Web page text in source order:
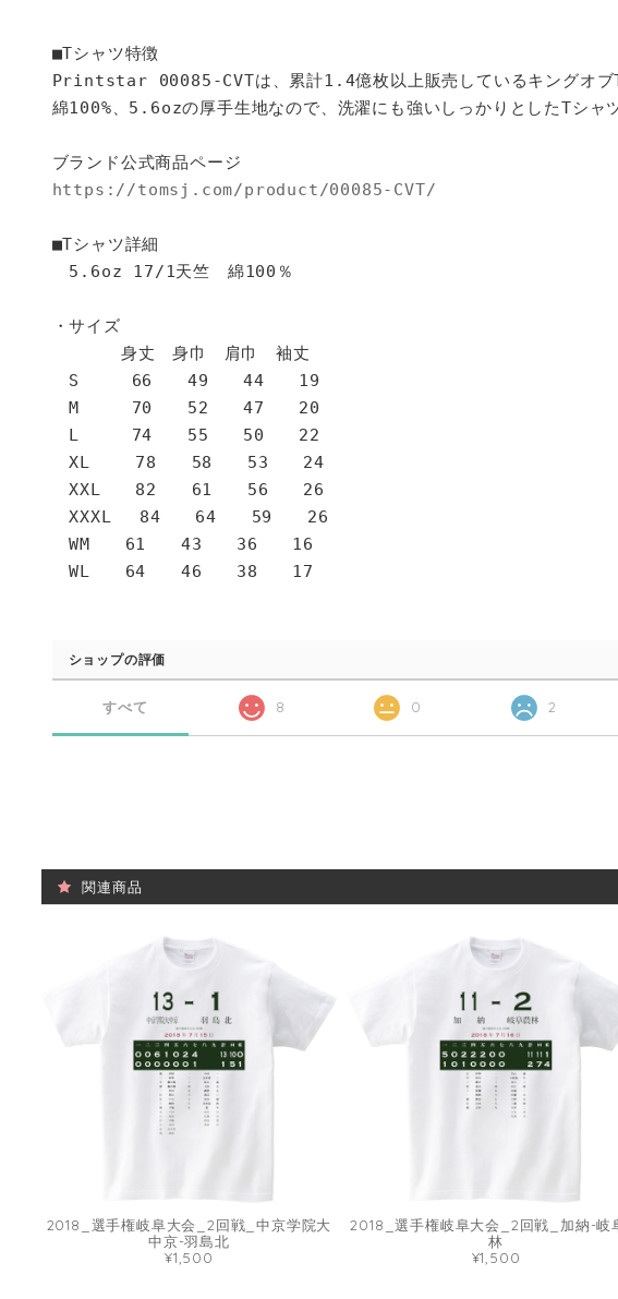
■Tシャツ特徴
Printstar 00085-CVTは、累計1.4億枚以上販売しているキングオブT
綿100%、5.6ozの厚手生地なので、洗濯にも強いしっかりとしたTシャ
ブランド公式商品ページ
https://tomsj.com/product/00085-CVT/
■Tシャツ詳細
5.6oz 17/1天竺 綿100％
・サイズ
身丈 身巾 肩巾 袖丈
S 66 49 44 19
M 70 52 47 20
L 74 55 50 22
XL 78 58 53 24
XXL 82 61 56 26
XXXL 84 64 59 26
WM 61 43 36 16
WL 64 46 38 17
ショップの評価
すべて 8 0 2
関連商品
2018_選手権岐阜大会_2回戦_中京学院大
中京-羽島北
¥1,500
2018_選手権岐阜大会_2回戦_加納-岐
林
¥1,500